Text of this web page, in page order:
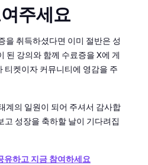
주세요
을 취득하셨다면 이미 절반은 성
된 강의와 함께 수료증을 X에 게
티켓이자 커뮤니티에 영감을 주
계의 일원이 되어 주셔서 감사합
고 성장을 축하할 날이 기다려집
유하고 지금 참여하세요